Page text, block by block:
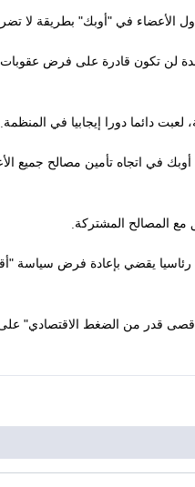
الأعضاء في "أوبك" بطريقة لا
لن تكون قادرة على فرض
دائما دورا إيجابيا في المنظمة.
في اتجاه تأمين مصالح جميع
مع المصالح المشتركة.
رئاسيا يقضي بإعادة فرض سياسة
قدر من الضغط الاقتصادي"